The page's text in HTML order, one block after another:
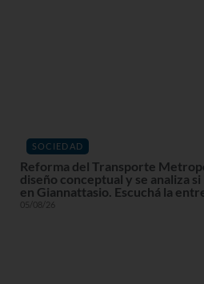
SOCIEDAD
Reforma del Transporte
diseño conceptual y se analiza
en Giannattasio. Escuchá la
05/08/26